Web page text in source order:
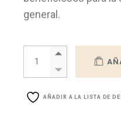
general.
MUSHROOM COMMPLEX
AÑADIR A LA LISTA DE